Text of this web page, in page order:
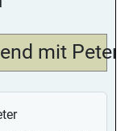
mit Peter